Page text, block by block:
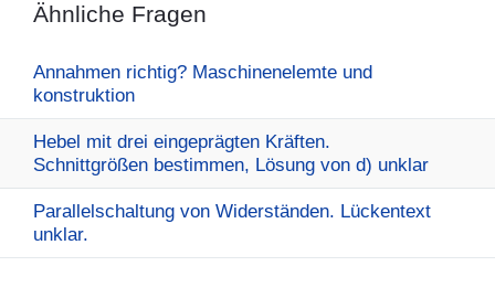
Ähnliche Fragen
Annahmen richtig? Maschinenelemte und
konstruktion
Hebel mit drei eingeprägten Kräften.
Schnittgrößen bestimmen, Lösung von d) unklar
Parallelschaltung von Widerständen. Lückentext
unklar.